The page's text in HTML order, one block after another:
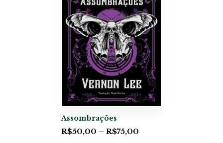
Assombrações
R$50,00 – R$75,00